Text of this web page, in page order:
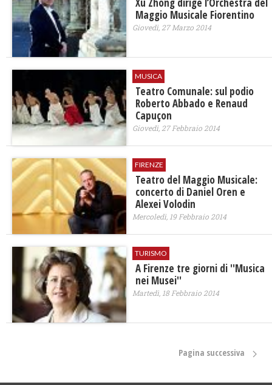
Maggio Musicale Fiorentino
Giovedì, 27 Marzo 2014
MUSICA
Teatro Comunale: sul podio
Roberto Abbado e Renaud
Capuçon
Giovedì, 27 Febbraio 2014
FIRENZE
Teatro del Maggio Musicale:
concerto di Daniel Oren e
Alexei Volodin
Mercoledì, 19 Febbraio 2014
TURISMO
A Firenze tre giorni di ''Musica
nei Musei''
Martedì, 18 Febbraio 2014
Pagina successiva